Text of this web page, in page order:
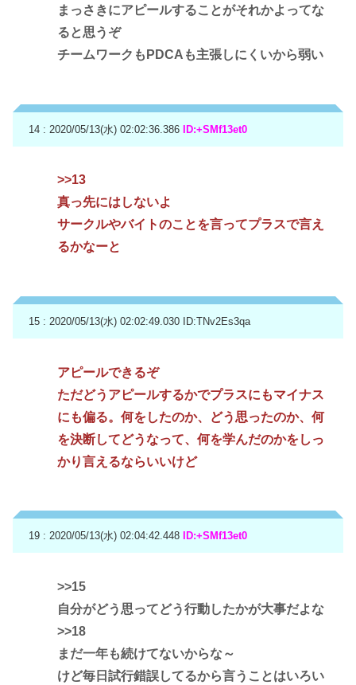
まっさきにアピールすることがそれかよってな
ると思うぞ
チームワークもPDCAも主張しにくいから弱い
14 : 2020/05/13(水) 02:02:36.386 ID:+SMf13et0
>>13
真っ先にはしないよ
サークルやバイトのことを言ってプラスで言え
るかなーと
15 : 2020/05/13(水) 02:02:49.030 ID:TNv2Es3qa
アピールできるぞ
ただどうアピールするかでプラスにもマイナス
にも偏る。何をしたのか、どう思ったのか、何
を決断してどうなって、何を学んだのかをしっ
かり言えるならいいけど
19 : 2020/05/13(水) 02:04:42.448 ID:+SMf13et0
>>15
自分がどう思ってどう行動したかが大事だよな
>>18
まだ一年も続けてないからな～
けど毎日試行錯誤してるから言うことはいろい